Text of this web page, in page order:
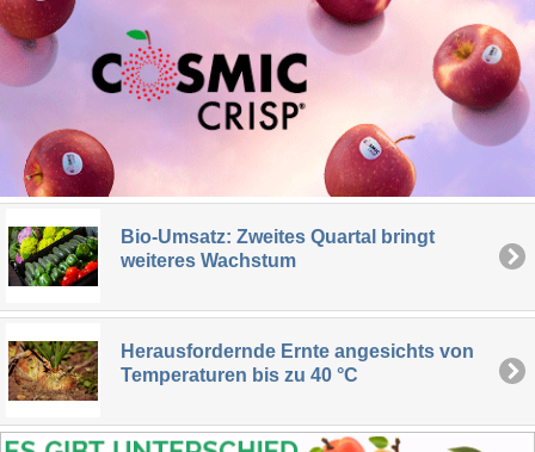
Bio-Umsatz: Zweites Quartal bringt
weiteres Wachstum
Herausfordernde Ernte angesichts von
Temperaturen bis zu 40 °C